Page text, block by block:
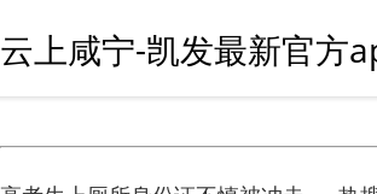
云上咸宁-凯发最新官方